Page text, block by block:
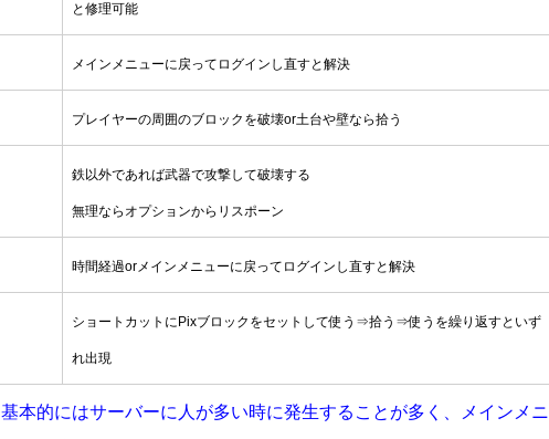
と修理可能
メインメニューに戻ってログインし直すと解決
プレイヤーの周囲のブロックを破壊or土台や壁なら拾う
鉄以外であれば武器で攻撃して破壊する
無理ならオプションからリスポーン
時間経過orメインメニューに戻ってログインし直すと解決
ショートカットにPixブロックをセットして使う⇒拾う⇒使うを繰り返すといず
れ出現
基本的にはサーバーに人が多い時に発生することが多く、メインメニ